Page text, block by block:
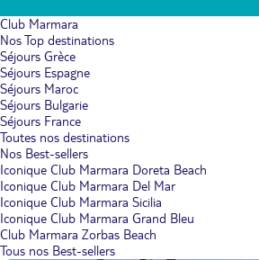
Club Marmara
Nos Top destinations
Séjours Grèce
Séjours Espagne
Séjours Maroc
Séjours Bulgarie
Séjours France
Toutes nos destinations
Nos Best-sellers
Iconique Club Marmara Doreta Beach
Iconique Club Marmara Del Mar
Iconique Club Marmara Sicilia
Iconique Club Marmara Grand Bleu
Club Marmara Zorbas Beach
Tous nos Best-sellers